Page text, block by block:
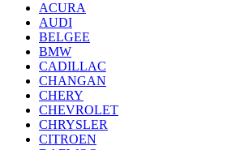
ACURA
AUDI
BELGEE
BMW
CADILLAC
CHANGAN
CHERY
CHEVROLET
CHRYSLER
CITROEN